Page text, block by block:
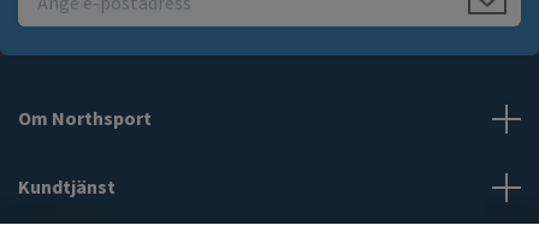
Om Northsport
Kundtjänst